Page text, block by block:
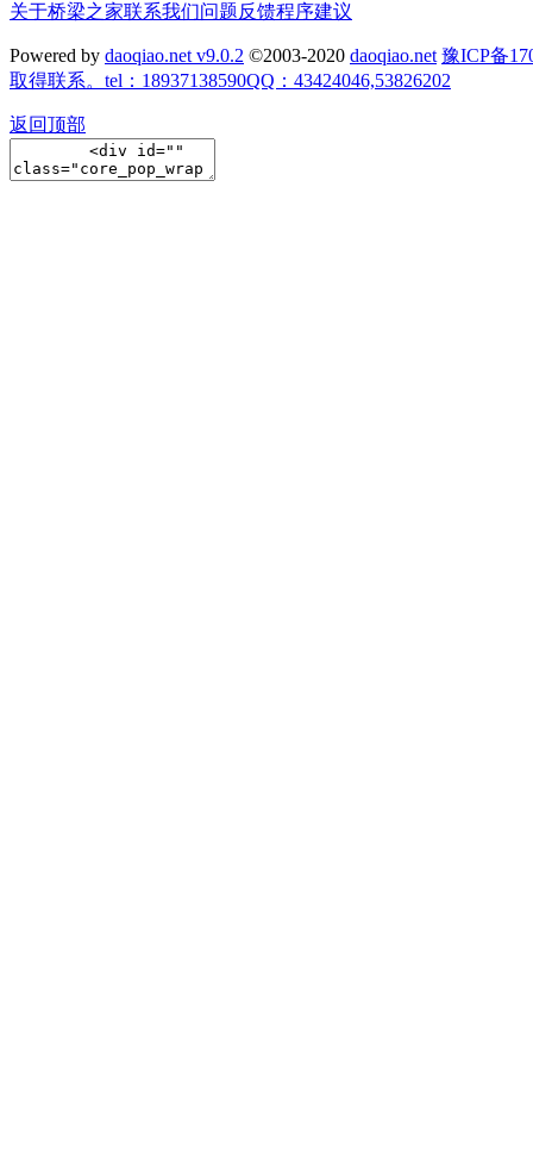
关于桥梁之家联系我们问题反馈程序建议
Powered by daoqiao.net v9.0.2 ©2003-2020 daoqiao.net 豫ICP备
取得联系。tel：18937138590QQ：43424046,53826202
返回顶部